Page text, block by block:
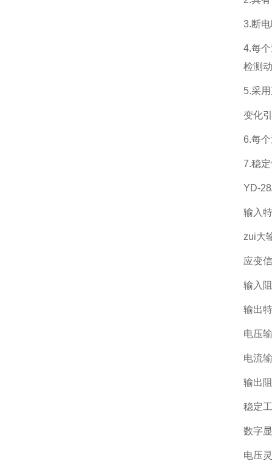
3.断
4.每
检测
5.采
变化
6.每
7.稳
YD-
输入
zui大
应变
输入
输出
电压
电流
输出
稳定
数字
电压